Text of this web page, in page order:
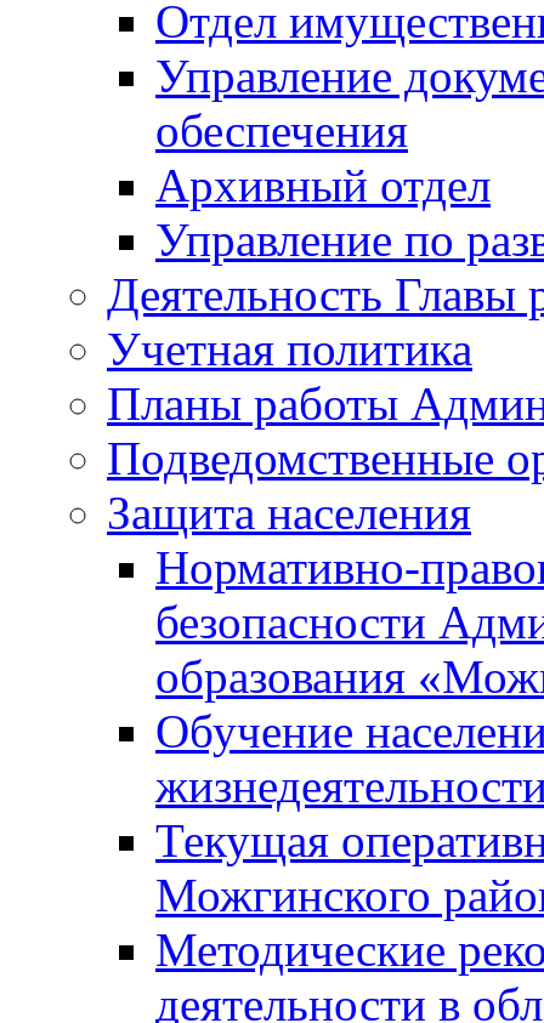
Отдел
Управление
обеспечения
Архивный отдел
Управление по
Деятельность Главы
Учетная политика
Планы работы
Подведомственные
Защита населения
Нормативно-
безопасности
образования
Обучение
Текущая
Можгинского
Методические
деятельности в